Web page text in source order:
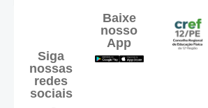
Siga
nossas
redes
sociais
Baixe
nosso
App